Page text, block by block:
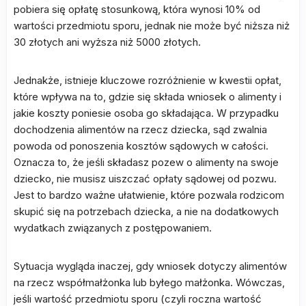
pobiera się opłatę stosunkową, która wynosi 10% od
wartości przedmiotu sporu, jednak nie może być niższa niż
30 złotych ani wyższa niż 5000 złotych.
Jednakże, istnieje kluczowe rozróżnienie w kwestii opłat,
które wpływa na to, gdzie się składa wniosek o alimenty i
jakie koszty poniesie osoba go składająca. W przypadku
dochodzenia alimentów na rzecz dziecka, sąd zwalnia
powoda od ponoszenia kosztów sądowych w całości.
Oznacza to, że jeśli składasz pozew o alimenty na swoje
dziecko, nie musisz uiszczać opłaty sądowej od pozwu.
Jest to bardzo ważne ułatwienie, które pozwala rodzicom
skupić się na potrzebach dziecka, a nie na dodatkowych
wydatkach związanych z postępowaniem.
Sytuacja wygląda inaczej, gdy wniosek dotyczy alimentów
na rzecz współmałżonka lub byłego małżonka. Wówczas,
jeśli wartość przedmiotu sporu (czyli roczna wartość